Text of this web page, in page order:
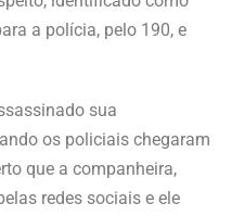
a polícia, pelo 190, e
sua
os policiais chegaram
que a companheira,
redes sociais e ele